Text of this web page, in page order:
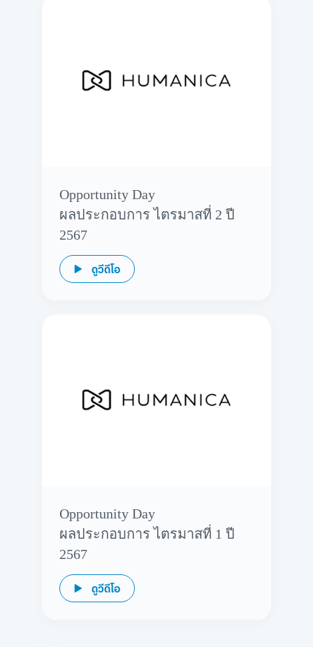
Opportunity Day
ผลประกอบการ ไตรมาสที่ 2 ปี
2567
ดูวีดีโอ
Opportunity Day
ผลประกอบการ ไตรมาสที่ 1 ปี
2567
ดูวีดีโอ